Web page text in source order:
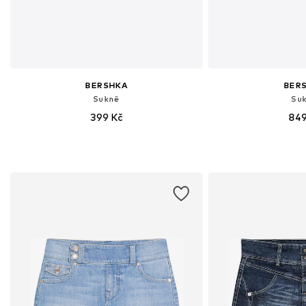
BERSHKA
Sukně
399 Kč